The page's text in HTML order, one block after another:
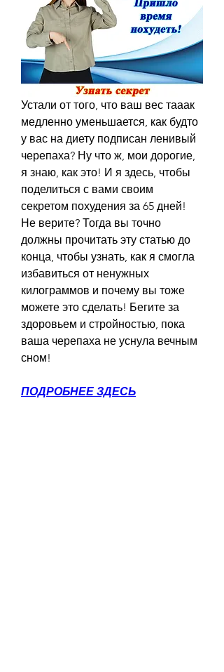
Устали от того, что ваш вес тааак
медленно уменьшается, как будто
у вас на диету подписан ленивый
черепаха? Ну что ж, мои дорогие,
я знаю, как это! И я здесь, чтобы
поделиться с вами своим
секретом похудения за 65 дней!
Не верите? Тогда вы точно
должны прочитать эту статью до
конца, чтобы узнать, как я смогла
избавиться от ненужных
килограммов и почему вы тоже
можете это сделать! Бегите за
здоровьем и стройностью, пока
ваша черепаха не уснула вечным
сном!
ПОДРОБНЕЕ ЗДЕСЬ